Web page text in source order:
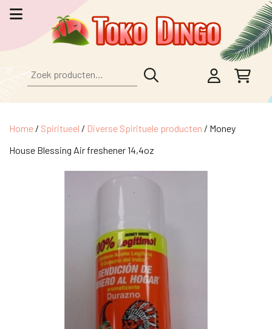
Zoeken
Home / Spiritueel / Diverse Spirituele producten / Money
House Blessing Air freshener 14,4oz